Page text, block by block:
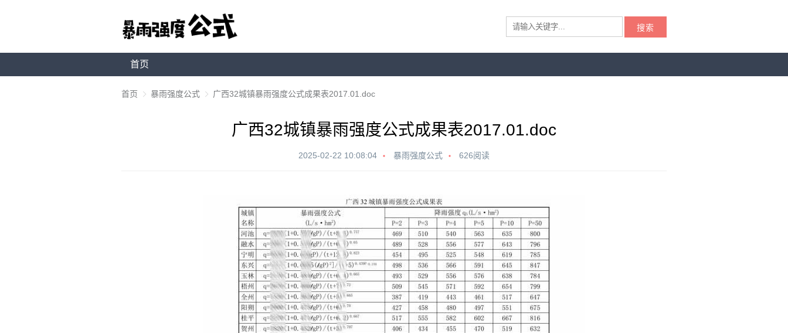
搜索
首页
首页 暴雨强度公式 广西32城镇暴雨强度公式成果表2017.01.doc
广西32城镇暴雨强度公式成果表2017.01.doc
2025-02-22 10:08:04 暴雨强度公式 626阅读